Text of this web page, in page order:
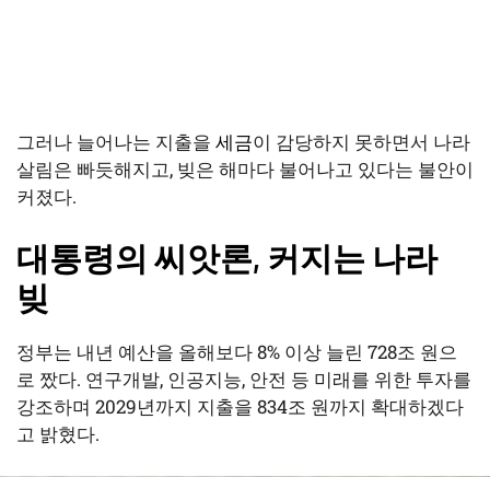
그러나 늘어나는 지출을 세금이 감당하지 못하면서 나라
살림은 빠듯해지고, 빚은 해마다 불어나고 있다는 불안이
커졌다.
대통령의 씨앗론, 커지는 나라
빚
정부는 내년 예산을 올해보다 8% 이상 늘린 728조 원으
로 짰다. 연구개발, 인공지능, 안전 등 미래를 위한 투자를
강조하며 2029년까지 지출을 834조 원까지 확대하겠다
고 밝혔다.